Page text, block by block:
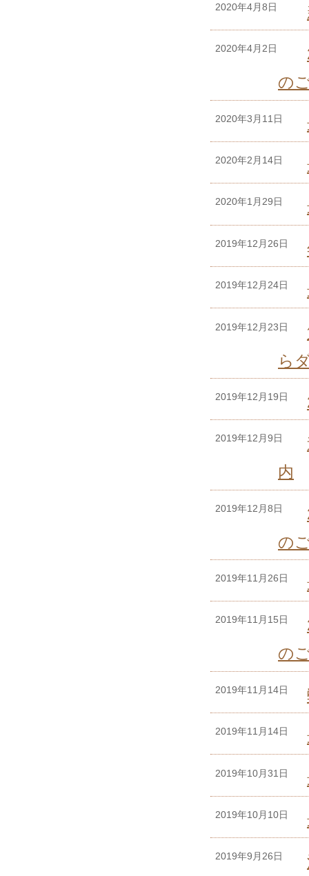
2020年4月8日
2020年4月2日
の
2020年3月11日
2020年2月14日
2020年1月29日
2019年12月26日
2019年12月24日
2019年12月23日
ら
2019年12月19日
2019年12月9日
内
2019年12月8日
の
2019年11月26日
2019年11月15日
の
2019年11月14日
2019年11月14日
2019年10月31日
2019年10月10日
2019年9月26日